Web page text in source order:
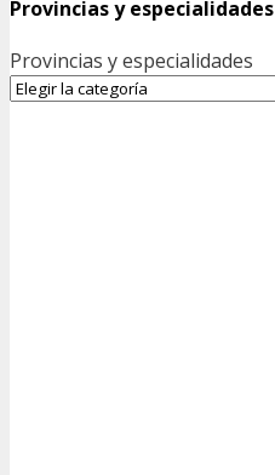
Provincias y especialidades
Provincias y especialidades